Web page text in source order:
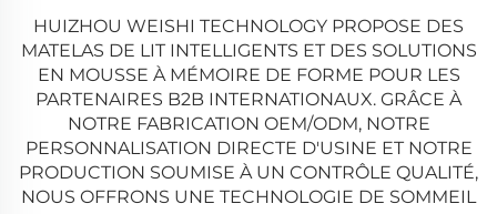
HUIZHOU WEISHI TECHNOLOGY PROPOSE DES
MATELAS DE LIT INTELLIGENTS ET DES SOLUTIONS
EN MOUSSE À MÉMOIRE DE FORME POUR LES
PARTENAIRES B2B INTERNATIONAUX. GRÂCE À
NOTRE FABRICATION OEM/ODM, NOTRE
PERSONNALISATION DIRECTE D'USINE ET NOTRE
PRODUCTION SOUMISE À UN CONTRÔLE QUALITÉ,
NOUS OFFRONS UNE TECHNOLOGIE DE SOMMEIL